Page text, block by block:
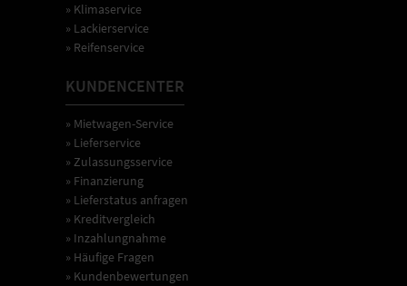
» Klimaservice
» Lackierservice
» Reifenservice
KUNDENCENTER
» Mietwagen-Service
» Lieferservice
» Zulassungsservice
» Finanzierung
» Lieferstatus anfragen
» Kreditvergleich
» Inzahlungnahme
» Häufige Fragen
» Kundenbewertungen